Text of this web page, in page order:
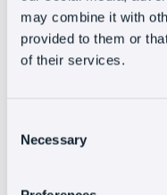
may combine it with
provided to them or
of their services.
Selection
Necessary